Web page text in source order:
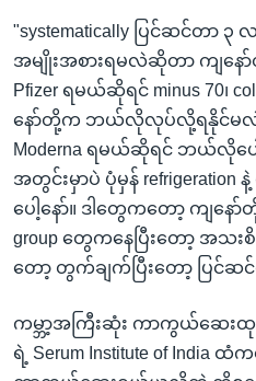
"systematically ပြင်ဆင်တာ
အမျိုးအစားရမလဲဆိုတာ ကျနေ
Pfizer ရမယ်ဆိုရင် minus 70၊
နော်တို့က ဘယ်လိုလုပ်လို့ရနိုင်မလဲ
Moderna ရမယ်ဆိုရင် ဘယ်လိုပေါ့န
အတွင်းမှာပဲ ပုံမှန်
ပေါ့နော်။ ဒါတွေကတော့ ကျနော်
group တွေကနေပြီးတော့ အသး
တော့ တွက်ချက်ပြီးတော့ ပြင်ဆ
ကမ္ဘာ့အကြီးဆုံး ကာကွယ်ဆေးထု
ရဲ့ Serum Institute of India